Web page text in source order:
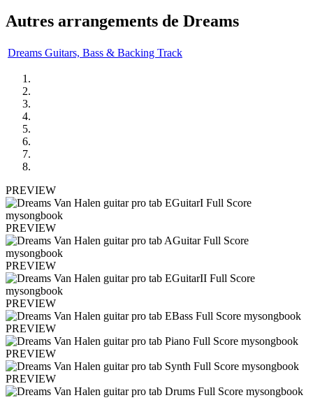
Autres arrangements de Dreams
Dreams Guitars, Bass & Backing Track
PREVIEW
PREVIEW
PREVIEW
PREVIEW
PREVIEW
PREVIEW
PREVIEW